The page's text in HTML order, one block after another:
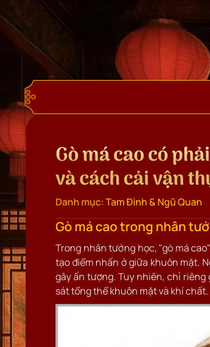
Gò má cao có
và cách cải vận
Danh mục:Tam Đình & Ngũ Quan
Gò má cao trong nhân
Trong nhân tướng học, "gò má
tạo điểm nhấn ở giữa khuôn mặt.
gây ấn tượng. Tuy nhiên, chỉ
sát tổng thể khuôn mặt và khí chất.